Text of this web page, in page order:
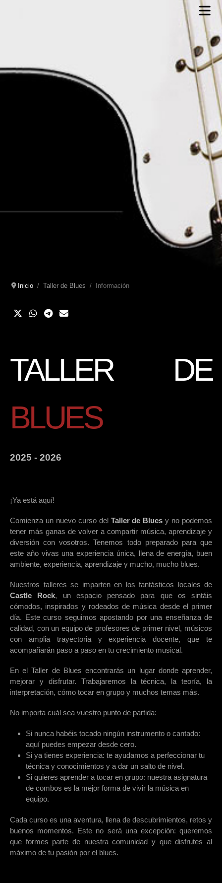
Inicio Taller de Blues Información
TALLER DE
BLUES
2025 - 2026
¡Ya está aquí!
Comienza un nuevo curso del Taller de Blues y no podemos
tener más ganas de volver a compartir música, aprendizaje y
diversión con vosotros. Tenemos todo preparado para que
este año vivas una experiencia única, llena de energía, buen
ambiente, experiencia, aprendizaje y mucho, mucho blues.
Nuestros talleres se imparten en los fantásticos locales de
Castle Rock, un espacio pensado para que os sintáis
cómodos, inspirados y rodeados de música desde el primer
día. Este curso seguimos apostando por una enseñanza de
calidad, con un equipo de profesores de primer nivel, músicos
con amplia trayectoria y experiencia docente, que te
acompañarán paso a paso en tu crecimiento musical.
En el Taller de Blues encontrarás un lugar donde aprender,
mejorar y disfrutar. Trabajaremos la técnica, la teoría, la
interpretación, cómo tocar en grupo y muchos temas más.
No importa cuál sea vuestro punto de partida:
Si nunca habéis tocado ningún instrumento o cantado:
aquí puedes empezar desde cero.
Si ya tienes experiencia: te ayudamos a perfeccionar tu
técnica y conocimientos y a dar un salto de nivel.
Si quieres aprender a tocar en grupo: nuestra asignatura
de combos es la mejor forma de vivir la música en
equipo.
Cada curso es una aventura, llena de descubrimientos, retos y
buenos momentos. Este no será una excepción: queremos
que formes parte de nuestra comunidad y que disfrutes al
máximo de tu pasión por el blues.